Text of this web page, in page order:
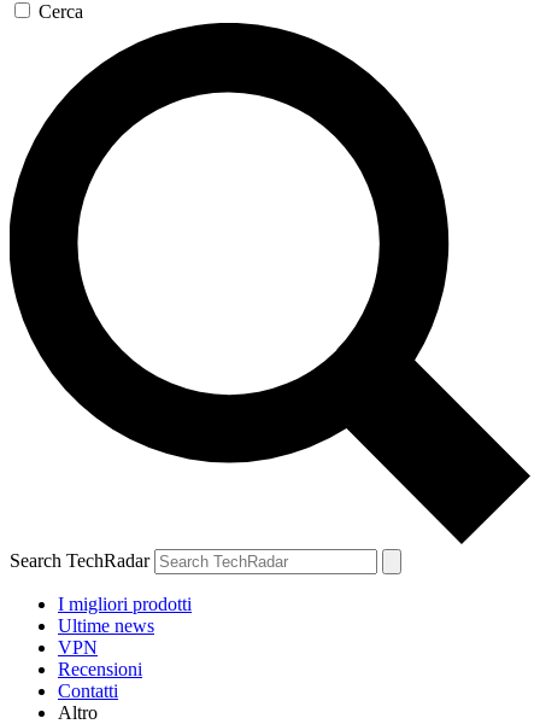
Cerca
Search TechRadar
I migliori prodotti
Ultime news
VPN
Recensioni
Contatti
Altro